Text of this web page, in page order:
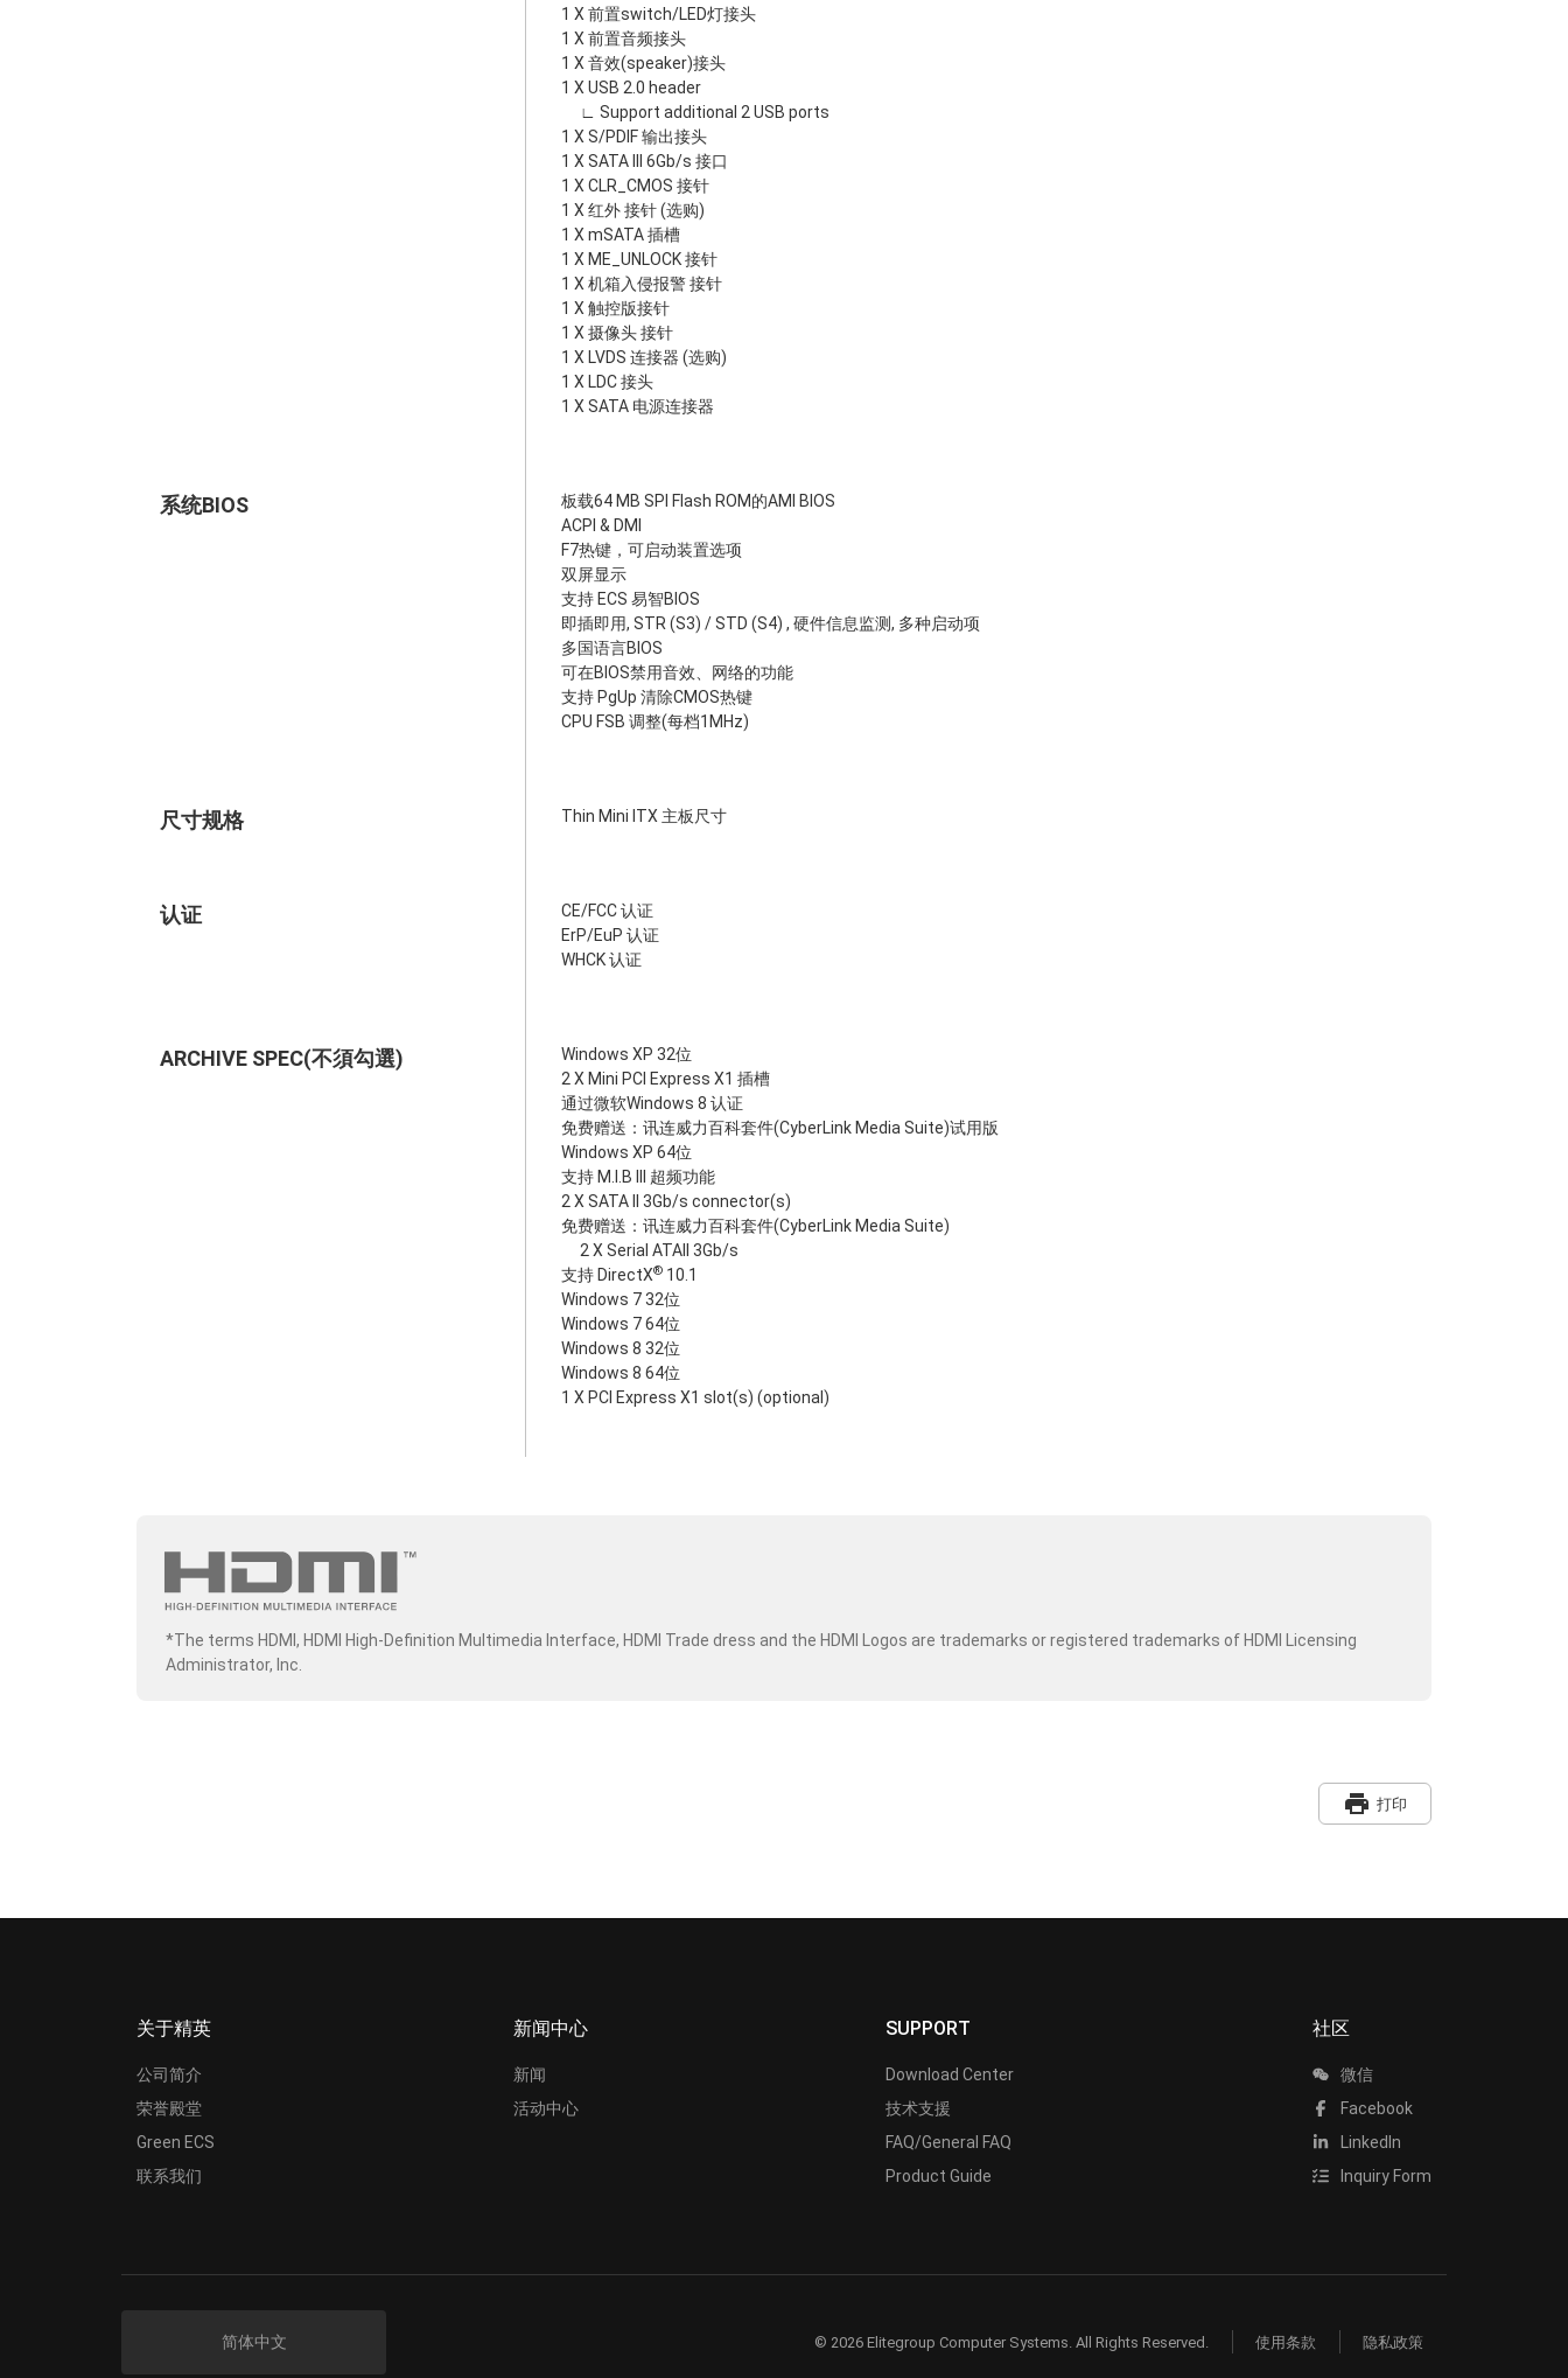
1 X 前置switch/LED灯接头
1 X 前置音频接头
1 X 音效(speaker)接头
1 X USB 2.0 header
∟ Support additional 2 USB ports
1 X S/PDIF 输出接头
1 X SATA III 6Gb/s 接口
1 X CLR_CMOS 接针
1 X 红外 接针 (选购)
1 X mSATA 插槽
1 X ME_UNLOCK 接针
1 X 机箱入侵报警 接针
1 X 触控版接针
1 X 摄像头 接针
1 X LVDS 连接器 (选购)
1 X LDC 接头
1 X SATA 电源连接器
系统BIOS
板载64 MB SPI Flash ROM的AMI BIOS
ACPI & DMI
F7热键，可启动装置选项
双屏显示
支持 ECS 易智BIOS
即插即用, STR (S3) / STD (S4) , 硬件信息监测, 多种启动项
多国语言BIOS
可在BIOS禁用音效、网络的功能
支持 PgUp 清除CMOS热键
CPU FSB 调整(每档1MHz)
尺寸规格 Thin Mini ITX 主板尺寸
认证
CE/FCC 认证
ErP/EuP 认证
WHCK 认证
ARCHIVE SPEC(不須勾選)
Windows XP 32位
2 X Mini PCI Express X1 插槽
通过微软Windows 8 认证
免费赠送：讯连威力百科套件(CyberLink Media Suite)试用版
Windows XP 64位
支持 M.I.B III 超频功能
2 X SATA II 3Gb/s connector(s)
免费赠送：讯连威力百科套件(CyberLink Media Suite)
2 X Serial ATAII 3Gb/s
支持 DirectX® 10.1
Windows 7 32位
Windows 7 64位
Windows 8 32位
Windows 8 64位
1 X PCI Express X1 slot(s) (optional)
*The terms HDMI, HDMI High-Definition Multimedia Interface, HDMI Trade dress and the HDMI Logos are trademarks or registered trademarks of HDMI Licensing
Administrator, Inc.
print 打印
关于精英
公司简介
荣誉殿堂
Green ECS
联系我们
新闻中心
新闻
活动中心
SUPPORT
Download Center
技术支援
FAQ/General FAQ
Product Guide
社区
微信
Facebook
LinkedIn
Inquiry Form
简体中文 © 2026 Elitegroup Computer Systems. All Rights Reserved. 使用条款 隐私政策